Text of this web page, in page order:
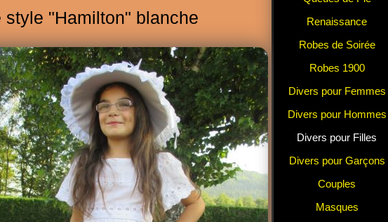
style "Hamilton" blanche
Renaissance
Robes de Soirée
Robes 1900
Divers pour Femmes
Divers pour Hommes
Divers pour Filles
Divers pour Garçons
Couples
Masques